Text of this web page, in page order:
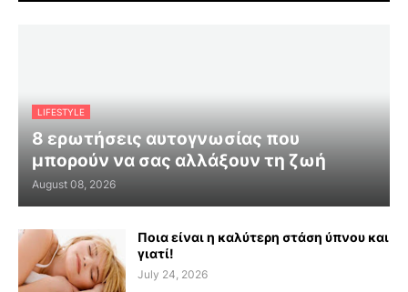
LIFESTYLE
8 ερωτήσεις αυτογνωσίας που
μπορούν να σας αλλάξουν τη ζωή
August 08, 2026
Ποια είναι η καλύτερη στάση ύπνου και
γιατί!
July 24, 2026